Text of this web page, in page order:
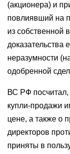
(акционера) и
повлиявший на
из собственной
доказательства
неразумности
одобренной
ВС РФ посчитал,
купли-продажи
цене, а также о
директоров
приняты в